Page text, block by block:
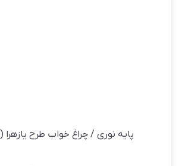
پایه نوری / چراغ خواب طرح یازهرا (n20041)